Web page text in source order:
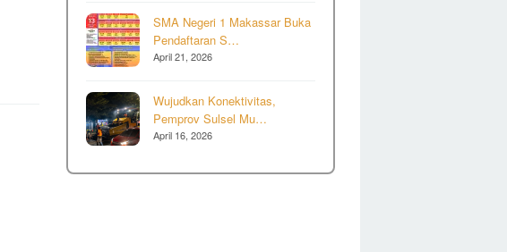
SMA Negeri 1 Makassar Buka
Pendaftaran S…
April 21, 2026
Wujudkan Konektivitas,
Pemprov Sulsel Mu…
April 16, 2026